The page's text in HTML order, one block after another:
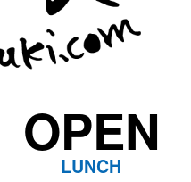
LUNCH
OPEN